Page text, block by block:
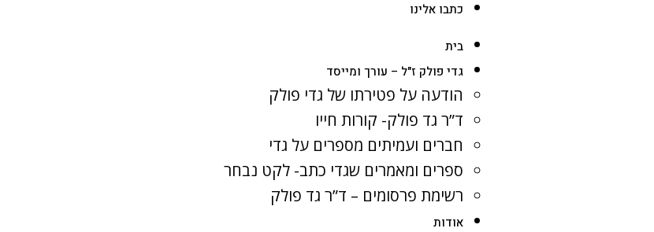
כתבו אלינו
בית
גדי פולק ז"ל – עורך ומייסד
הודעה על פטירתו של גדי פולק
ד”ר גד פולק- קורות חייו
חברים ועמיתים מספרים על גדי
ספרים ומאמרים שגדי כתב- לקט נבחר
רשימת פרסומים – ד”ר גד פולק
אודות